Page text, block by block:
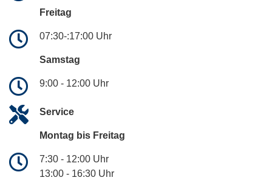
Freitag
07:30-:17:00 Uhr
Samstag
9:00 - 12:00 Uhr
Service
Montag bis Freitag
7:30 - 12:00 Uhr
13:00 - 16:30 Uhr